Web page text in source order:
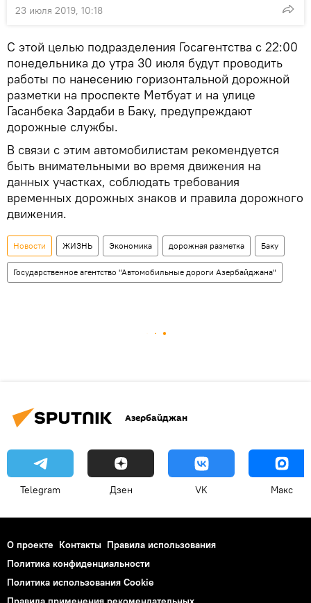
23 июля 2019, 10:18
С этой целью подразделения Госагентства с 22:00
понедельника до утра 30 июля будут проводить
работы по нанесению горизонтальной дорожной
разметки на проспекте Метбуат и на улице
Гасанбека Зардаби в Баку, предупреждают
дорожные службы.
В связи с этим автомобилистам рекомендуется
быть внимательными во время движения на
данных участках, соблюдать требования
временных дорожных знаков и правила дорожного
движения.
Новости ЖИЗНЬ Экономика дорожная разметка Баку
Государственное агентство "Автомобильные дороги Азербайджана"
Азербайджан
Telegram Дзен VK Макс
О проекте Контакты Правила использования
Политика конфиденциальности
Политика использования Cookie